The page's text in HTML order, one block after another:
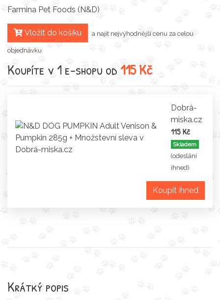
Farmina Pet Foods (N&D)
Vložit do košíku a najít nejvýhodnější cenu za celou
objednávku
Koupíte v 1 e-shopu od 115 Kč
Dobrá-
miska.cz
115 Kč
Skladem
(odeslání
ihned)
Koupit ihned
Krátký popis